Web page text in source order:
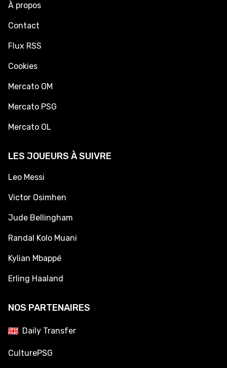
À propos
Contact
Flux RSS
Cookies
Mercato OM
Mercato PSG
Mercato OL
LES JOUEURS À SUIVRE
Leo Messi
Victor Osimhen
Jude Bellingham
Randal Kolo Muani
Kylian Mbappé
Erling Haaland
NOS PARTENAIRES
Daily Transfer
CulturePSG